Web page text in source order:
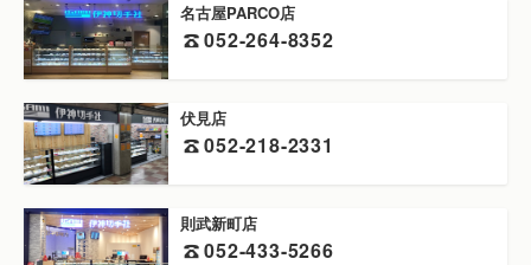
名古屋PARCO店
052-264-8352
伏見店
052-218-2331
則武新町店
052-433-5266